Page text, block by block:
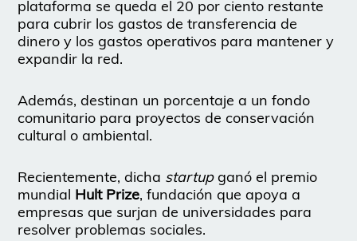
plataforma se queda el 20 por ciento restante
para cubrir los gastos de transferencia de
dinero y los gastos operativos para mantener y
expandir la red.
Además, destinan un porcentaje a un fondo
comunitario para proyectos de conservación
cultural o ambiental.
Recientemente, dicha startupganó el premio
mundial Hult Prize, fundación que apoya a
empresas que surjan de universidades para
resolver problemas sociales.